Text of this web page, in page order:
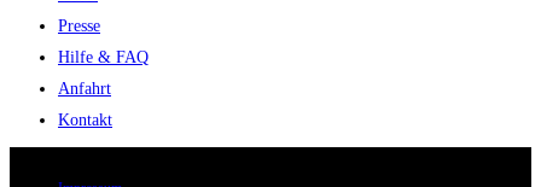
Presse
Hilfe & FAQ
Anfahrt
Kontakt